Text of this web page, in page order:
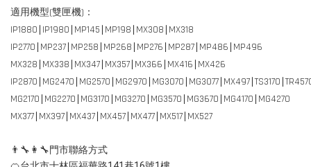
適用機型(雙匣機)：
IP1880∣IP1980∣MP145∣MP198∣MX308∣MX318
IP2770∣MP237∣MP258∣MP268∣MP276∣MP287∣MP486∣MP496
MX328∣MX338∣MX347∣MX357∣MX366∣MX416∣MX426
MG2170∣MG2270∣MG3170∣MG3270∣MG3570∣MG3670∣MG4170∣MG4270
MX377∣MX397∣MX437∣MX457∣MX477∣MX517∣MX527
👨‍🔧👩‍🔧門市聯絡方式